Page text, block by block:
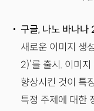
구글, 나노 바나나
새로운 이미지 생
2)’를 출시. 이미
향상시킨 것이 특
특정 주제에 대한